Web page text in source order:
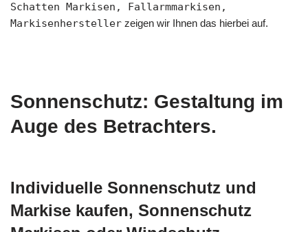
Schatten Markisen, Fallarmmarkisen,
Markisenhersteller zeigen wir Ihnen das hierbei auf.
Sonnenschutz: Gestaltung im
Auge des Betrachters.
Individuelle Sonnenschutz und
Markise kaufen, Sonnenschutz